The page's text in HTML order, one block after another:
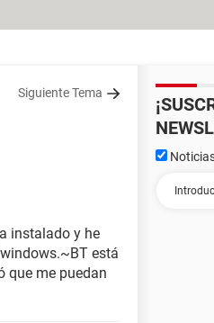
Siguiente Tema
instalado y he
está
que me puedan